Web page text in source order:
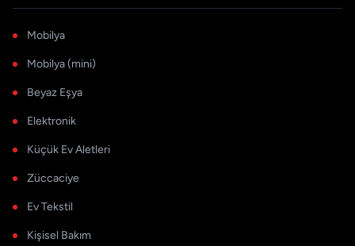
Mobilya
Mobilya (mini)
Beyaz Eşya
Elektronik
Küçük Ev Aletleri
Züccaciye
Ev Tekstil
Kişisel Bakım